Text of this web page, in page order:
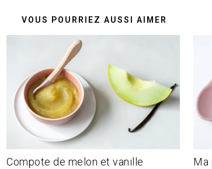
VOUS POURRIEZ AUSSI AIMER
Compote de melon et vanille
Ma